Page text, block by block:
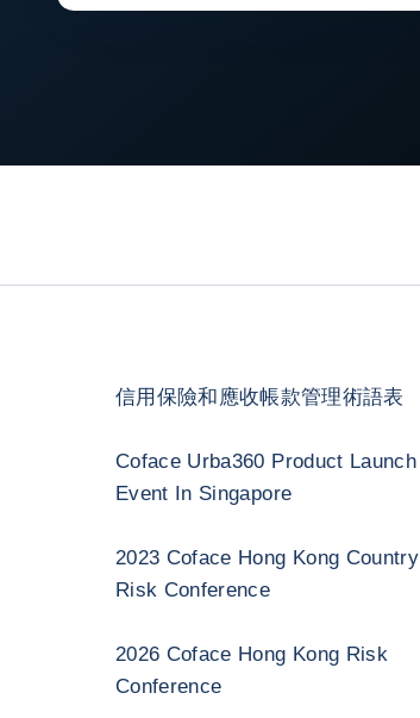
信用保險和應收帳款管理術語表
Coface Urba360 Product Launch
Event In Singapore
2023 Coface Hong Kong Country
Risk Conference
2026 Coface Hong Kong Risk
Conference